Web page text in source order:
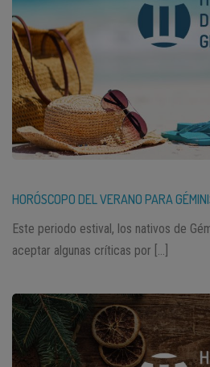
HORÓSCOPO DEL VERANO PARA
Este periodo estival, los nativos de
aceptar algunas críticas por […]